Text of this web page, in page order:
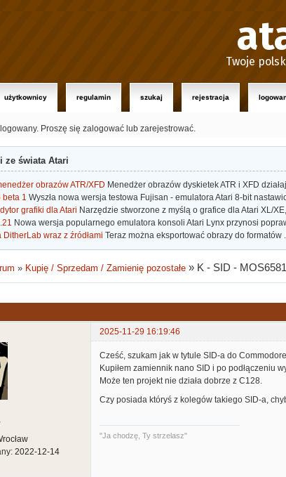
Twoje
użytkownicy regulamin szukaj rejestracja
Proszę się zalogować lub zarejestrować.
ze świata Atari
obrazów ATR/XFD Menedżer obrazów dyskietek ATR i XFD
beta 1 Wyszła nowa wersja testowa Fujisan - emulatora Atari 8-bit
grafiki dla Atari Narzędzie stworzone z myślą o grafice dla Atari XL/
Nowa wersja popularnego emulatora konsoli Atari Lynx przynosi
DitherLab wraz z źródłami Teraz można eksportować obrazy do formatów
» Kupię / Sprzedam / Zamienię pozostałe » K - SID -
2025-11-29 16:19:46
2022-12-14
Cześć, szukam jak w tytule SID-a do
Kupiłem zamiennik nano SID i po podłączeniu
Może ten projekt nie działa dobrze z C128.
Czy posiada któryś z kolegów takiego SID-a,
"Ja chodzę, Ty strzelasz"